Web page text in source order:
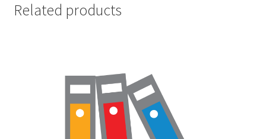
Related products